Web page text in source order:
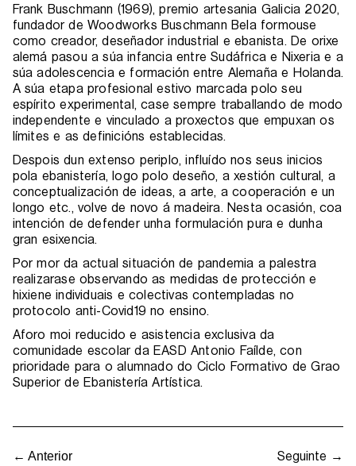
Frank Buschmann (1969), premio artesania Galicia 2020,
fundador de Woodworks Buschmann Bela formouse
como creador, deseñador industrial e ebanista. De orixe
alemá pasou a súa infancia entre Sudáfrica e Nixeria e a
súa adolescencia e formación entre Alemaña e Holanda.
A súa etapa profesional estivo marcada polo seu
espírito experimental, case sempre traballando de modo
independente e vinculado a proxectos que empuxan os
límites e as definicións establecidas.
Despois dun extenso periplo, influído nos seus inicios
pola ebanistería, logo polo deseño, a xestión cultural, a
conceptualización de ideas, a arte, a cooperación e un
longo etc., volve de novo á madeira. Nesta ocasión, coa
intención de defender unha formulación pura e dunha
gran esixencia.
Por mor da actual situación de pandemia a palestra
realizarase observando as medidas de protección e
hixiene individuais e colectivas contempladas no
protocolo anti-Covid19 no ensino.
Aforo moi reducido e asistencia exclusiva da
comunidade escolar da EASD Antonio Faílde, con
prioridade para o alumnado do Ciclo Formativo de Grao
Superior de Ebanistería Artística.
← Anterior Seguinte →